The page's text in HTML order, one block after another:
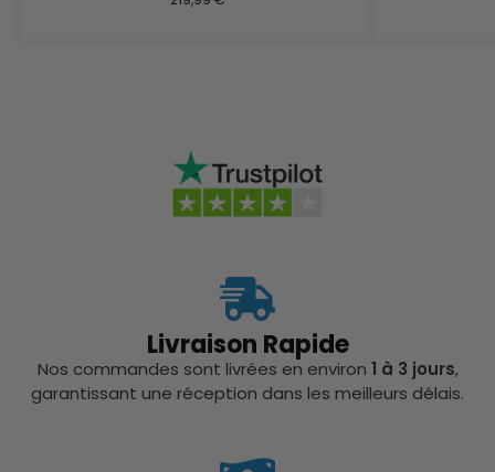
Livraison Rapide
Nos commandes sont livrées en environ 1 à 3 jours,
garantissant une réception dans les meilleurs délais.